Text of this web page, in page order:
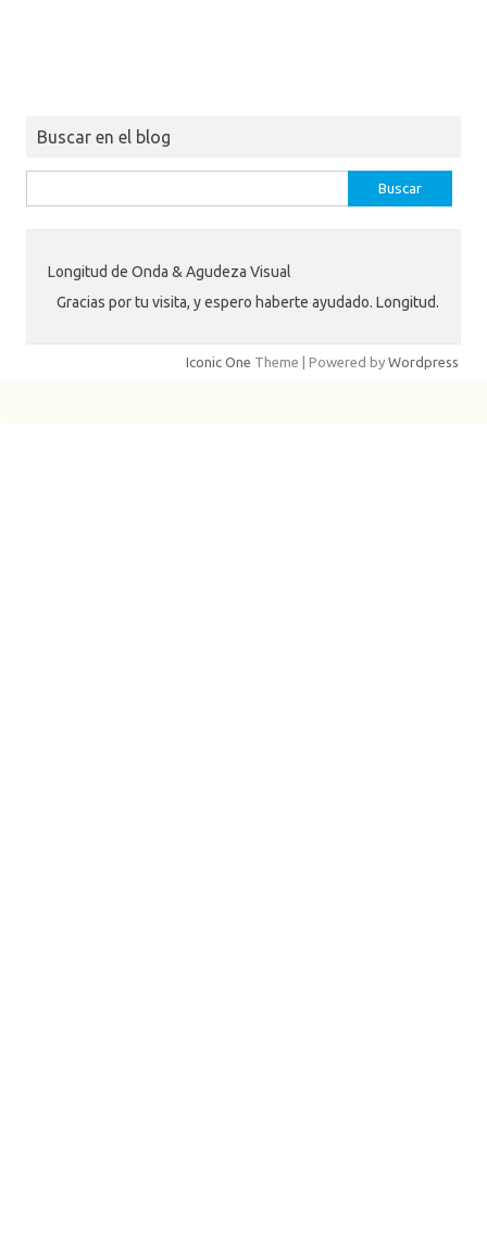
Buscar en el blog
Longitud de Onda & Agudeza Visual
Gracias por tu visita, y espero haberte ayudado. Longitud.
Iconic One Theme | Powered by Wordpress